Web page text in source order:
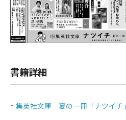
書籍詳細
集英社文庫 夏の一冊「ナツイチ」